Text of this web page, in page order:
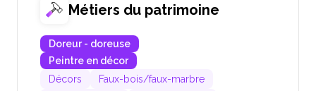
Métiers du patrimoine
Doreur - doreuse
Peintre en décor
Décors
Faux-bois/faux-marbre